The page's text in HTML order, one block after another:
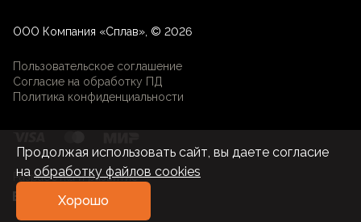
ООО Компания «Сплав», © 2026
Пользовательское соглашение
Согласие на обработку ПД
Политика конфиденциальности
Разработка и развитие
Продолжая использовать сайт, вы даете согласие
на обработку файлов cookies
Хорошо